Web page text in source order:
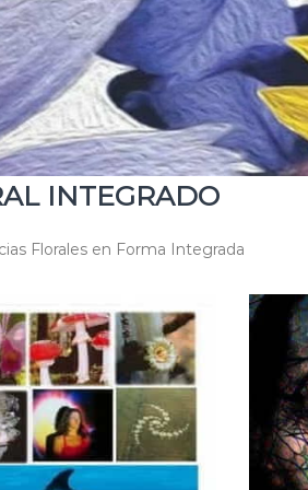
INTEGRADO
Florales en Forma Integrada